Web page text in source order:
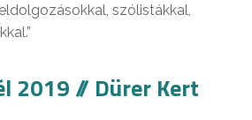
szólistákkal,
2019 // Dürer Kert